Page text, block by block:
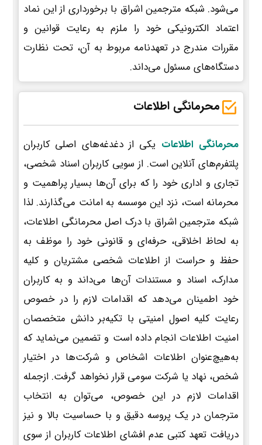
می‌شود. شبکه مترجمین اشراق با برخورداری از این نماد
اعتماد الکترونیکی خود را ملزم به رعایت قوانین و
مقررات مندرج در تعهدنامه مربوط به آن، تحت نظارت
دستگاه‌های مسئول می‌داند.
محرمانگی اطلاعات
محرمانگی اطلاعات یکی از دغدغه‌های اصلی کاربران
پلتفرم‌های آنلاین است. از سویی کاربران اسناد شخصی،
تجاری و اداری خود را که برای آن‌ها بسیار پراهمیت و
محرمانه است، نزد این موسسه به امانت می‌گذارند. لذا
شبکه مترجمین اشراق با درک اصل محرمانگی اطلاعات،
به لحاظ اخلاقی، حرفه‌ای و قانونی خود را موظف به
حفظ و حراست از اطلاعات شخصی مشتریان و کلیه
مدارک، اسناد و مستندات آن‌ها می‌داند و به کاربران
خود اطمینان می‌دهد که اقدامات لازم را در خصوص
رعایت کلیه اصول امنیتی با تکیه‌بر دانش متخصصان
امنیت اطلاعات انجام داده است و تضمین می‌نماید که
به‌هیچ‌عنوان اطلاعات اشخاص و شرکت‌ها در اختیار
شخص، نهاد یا شرکت سومی قرار نخواهد گرفت. ازجمله
اقدامات لازم در این خصوص، می‌توان به انتخاب
مترجمان در یک پروسه دقیق و با حساسیت بالا و نیز
دریافت تعهد کتبی عدم افشای اطلاعات کاربران از سوی